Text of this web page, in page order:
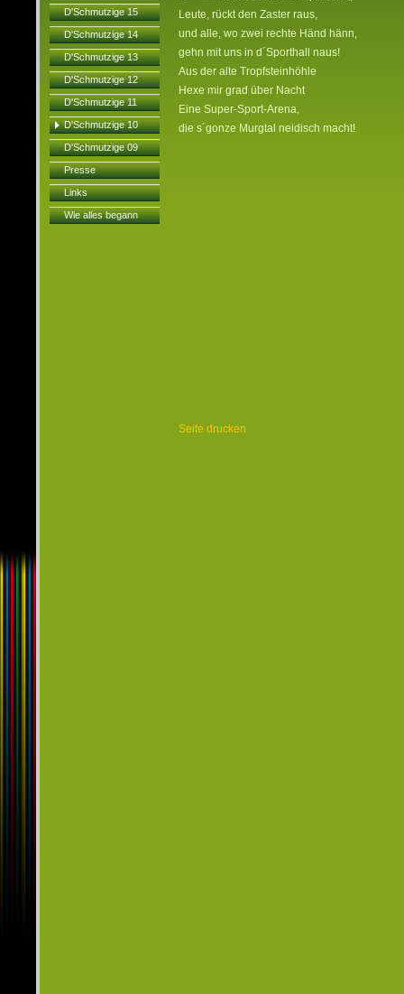
D'Schmutzige 15
D'Schmutzige 14
D'Schmutzige 13
D'Schmutzige 12
D'Schmutzige 11
D'Schmutzige 10
D'Schmutzige 09
Presse
Links
Wie alles begann
Leute, rückt den Zaster raus,
und alle, wo zwei rechte Händ hänn,
gehn mit uns in d´Sporthall naus!
Aus der alte Tropfsteinhöhle
Hexe mir grad über Nacht
Eine Super-Sport-Arena,
die s´gonze Murgtal neidisch macht!
Seite drucken